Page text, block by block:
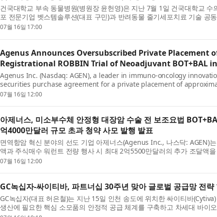
건국대학교 부속 동물병원(병원장 윤헌영)은 지난 7월 1일 건국대학교
포 전문기업 벳스템솔루션(대표 구민)과 반려동물 줄기세포치료 기술 공
대학...
07월 16일 17:00
Agenus Announces Oversubscribed Private Placement
Registrational ROBBIN Trial of Neoadjuvant BOT+BAL
Agenus Inc. (Nasdaq: AGEN), a leader in immuno-oncology
securities purchase agreement for a private placement of
the deduction of pr...
07월 16일 12:00
아제너스, 미소부수체 안정형 대장암 수술 전 보조요법
억4000만달러 규모 초과 청약 사모 발행 발표
면역항암 혁신 분야의 선도 기업 아제너스(Agenus Inc., 나스닥: AGEN)
액과 주식매수 워런트 전량 행사 시 최대 2억5500만달러의 추가 조달액
했다...
07월 16일 12:00
GC녹십자-싸이티바, 파트너십 30주년 맞아 글로벌 공급망 전략
GC녹십자(대표 허은철)는 지난 15일 인천 송도에 위치한 싸이티바
생산에 필요한 핵심 소모품의 안정적 공급 체계를 구축하고 차세대 바이